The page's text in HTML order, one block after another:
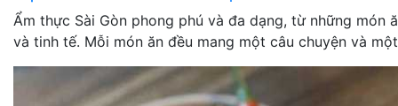
Ẩm thực Sài Gòn phong phú và đa dạng, từ những món
và tinh tế. Mỗi món ăn đều mang một câu chuyện và